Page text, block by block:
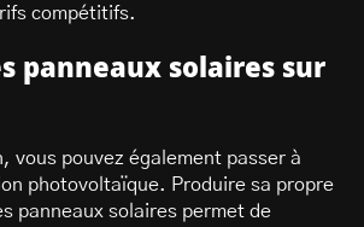
compétitifs.
panneaux solaires sur
vous pouvez également passer à
photovoltaïque. Produire sa propre
panneaux solaires permet de